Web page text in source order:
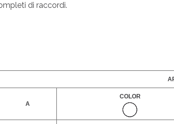
di raccordi.
A
COLOR